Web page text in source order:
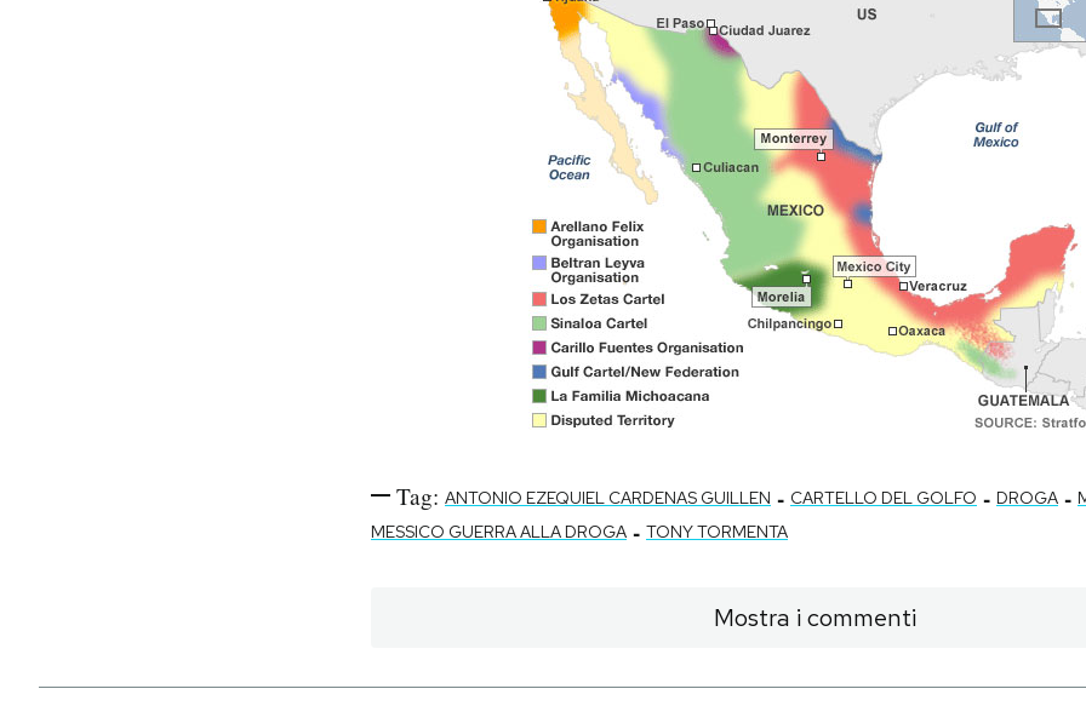
Tag: ANTONIO EZEQUIEL CARDENAS GUILLEN - CARTELLO DEL GOLFO - DROGA -
MESSICO GUERRA ALLA DROGA - TONY TORMENTA
Mostra i commenti